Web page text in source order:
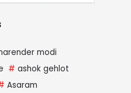
modi
# ashok gehlot
Asaram